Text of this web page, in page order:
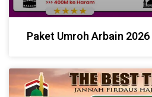
Paket Umroh Arbain 2026